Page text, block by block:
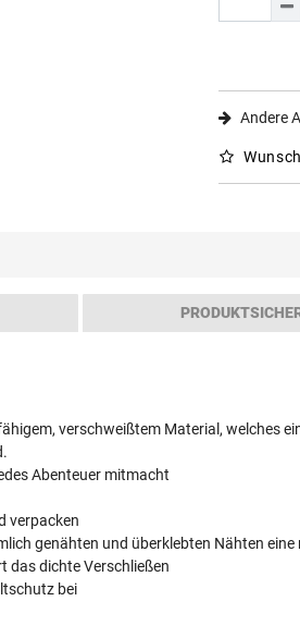
Andere
verschweißtem Material, welches
Abenteuer mitmacht
verpacken
genähten und überklebten Nähten
das dichte Verschließen
bei